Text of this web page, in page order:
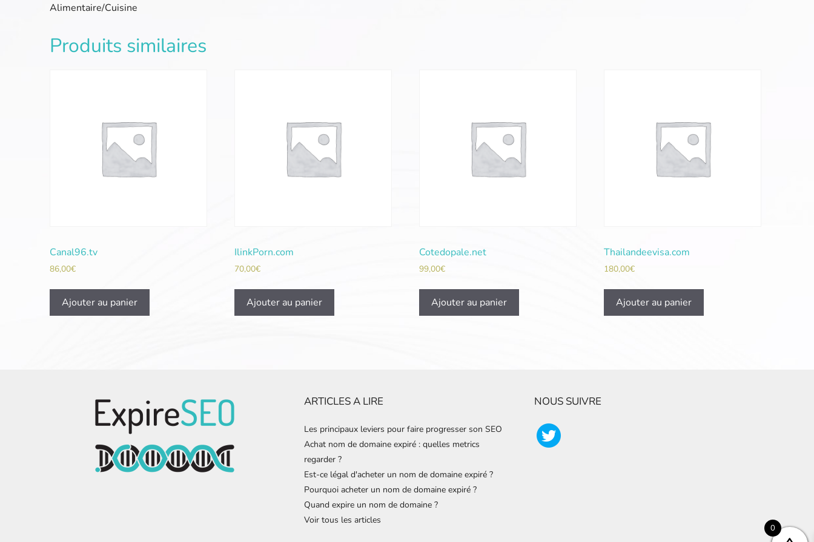
Alimentaire/Cuisine
Produits similaires
Canal96.tv
86,00€
Ajouter au panier
IlinkPorn.com
70,00€
Ajouter au panier
Cotedopale.net
99,00€
Ajouter au panier
Thailandeevisa.com
180,00€
Ajouter au panier
ARTICLES A LIRE
Les principaux leviers pour faire progresser son SEO
Achat nom de domaine expiré : quelles metrics
regarder ?
Est-ce légal d'acheter un nom de domaine expiré ?
Pourquoi acheter un nom de domaine expiré ?
Quand expire un nom de domaine ?
Voir tous les articles
NOUS SUIVRE
0